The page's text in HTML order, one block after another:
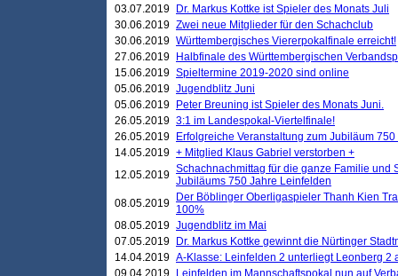
03.07.2019
Dr. Markus Kottke ist Spieler des Monats Juli
30.06.2019 Zwei neue Mitglieder für den Schachclub
30.06.2019 Württembergisches Viererpokalfinale erreicht!
27.06.2019
Halbfinale des Württembergischen
15.06.2019 Spieltermine 2019-2020 sind online
05.06.2019 Jugendblitz Juni
05.06.2019
Peter Breuning ist Spieler des Monats Juni.
26.05.2019 3:1 im Landespokal-Viertelfinale!
26.05.2019
Erfolgreiche Veranstaltung zum Jubiläum
14.05.2019 + Mitglied Klaus Gabriel verstorben +
12.05.2019 Schachnachmittag für die ganze Familie und
Jubiläums 750 Jahre Leinfelden
08.05.2019
Der Böblinger Oberligaspieler Thanh Kien
100%
08.05.2019 Jugendblitz im Mai
07.05.2019
Dr. Markus Kottke gewinnt die Nürtinger
14.04.2019 A-Klasse: Leinfelden 2 unterliegt Leonberg 2
09.04.2019
Leinfelden im Mannschaftspokal nun auf